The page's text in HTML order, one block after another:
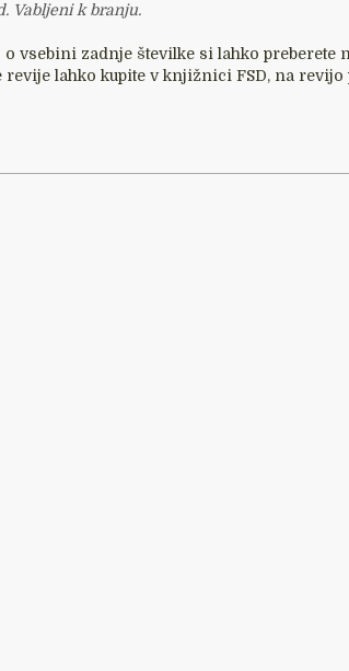
Vabljeni k branju.
vsebini zadnje številke si lahko preberete
revije lahko kupite v knjižnici FSD, na revijo